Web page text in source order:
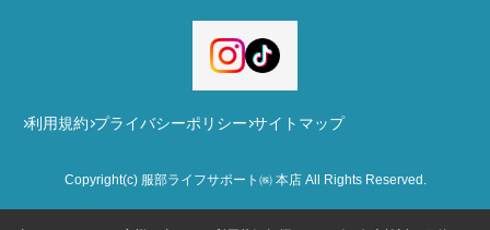
利用規約 プライバシーポリシー サイトマップ
Copyright(c) 服部ライフサポート㈱ 本店 All Rights Reserved.